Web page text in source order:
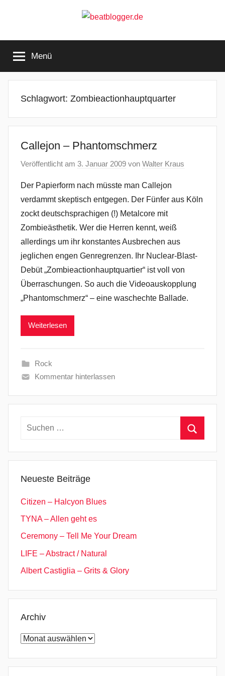
beatblogger.de
the
beat
goes
Menü
Schlagwort: Zombieactionhauptquarter
Callejon – Phantomschmerz
Veröffentlicht am 3. Januar 2009 von Walter Kraus
Der Papierform nach müsste man Callejon
verdammt skeptisch entgegen. Der Fünfer aus Köln
zockt deutschsprachigen (!) Metalcore mit
Zombieästhetik. Wer die Herren kennt, weiß
allerdings um ihr konstantes Ausbrechen aus
jeglichen engen Genregrenzen. Ihr Nuclear-Blast-
Debüt „Zombieactionhauptquartier“ ist voll von
Überraschungen. So auch die Videoauskopplung
„Phantomschmerz“ – eine waschechte Ballade.
Weiterlesen
Rock
Kommentar hinterlassen
Suchen
Neueste Beiträge
Citizen – Halcyon Blues
TYNA – Allen geht es
Ceremony – Tell Me Your Dream
LIFE – Abstract / Natural
Albert Castiglia – Grits & Glory
Archiv
Archiv